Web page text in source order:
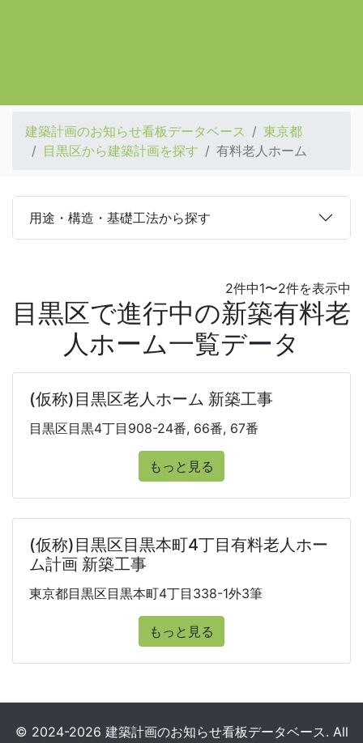
建築計画のお知らせ看板データベース
東京都
目黒区から建築計画を探す
有料老人ホーム
用途・構造・基礎工法から探す
2件中1〜2件を表示中
目黒区で進行中の新築有料老
人ホーム一覧データ
(仮称)目黒区老人ホーム 新築工事
目黒区目黒4丁目908-24番, 66番, 67番
もっと見る
(仮称)目黒区目黒本町4丁目有料老人ホー
ム計画 新築工事
東京都目黒区目黒本町4丁目338-1外3筆
もっと見る
© 2024-2026 建築計画のお知らせ看板データベース. All